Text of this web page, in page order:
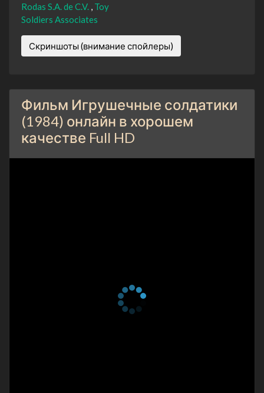
Rodas S.A. de C.V. Toy
Soldiers Associates
Скриншоты (внимание спойлеры)
Фильм Игрушечные солдатики
(1984) онлайн в хорошем
качестве Full HD